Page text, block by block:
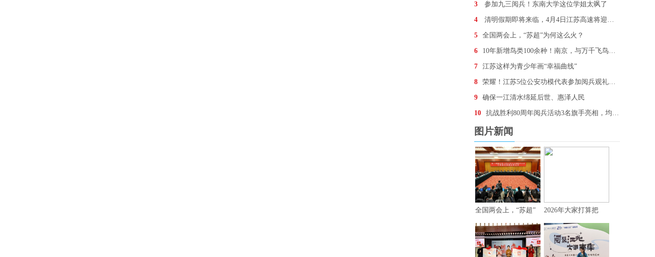
3 参加九三阅兵！东南大学这位学姐太飒了
4 清明假期即将来临，4月4日江苏高速将迎车流最高峰
5 全国两会上，“苏超”为何这么火？
6 10年新增鸟类100余种！南京，与万千飞鸟为邻
7 江苏这样为青少年画“幸福曲线”
8 荣耀！江苏5位公安功模代表参加阅兵观礼，他们想说…
9 确保一江清水绵延后世、惠泽人民
10 抗战胜利80周年阅兵活动3名旗手亮相，均为“90后
图片新闻
全国两会上，“苏超” 2026年大家打算把